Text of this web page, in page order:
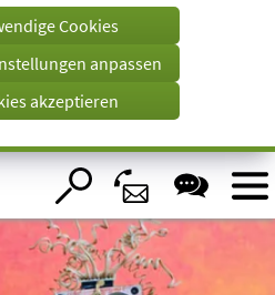
Cookies
anpassen
akzeptieren